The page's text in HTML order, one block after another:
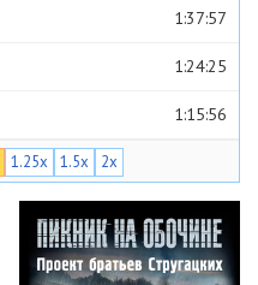
1:37:57
1:24:25
1:15:56
1.25x 1.5x 2x